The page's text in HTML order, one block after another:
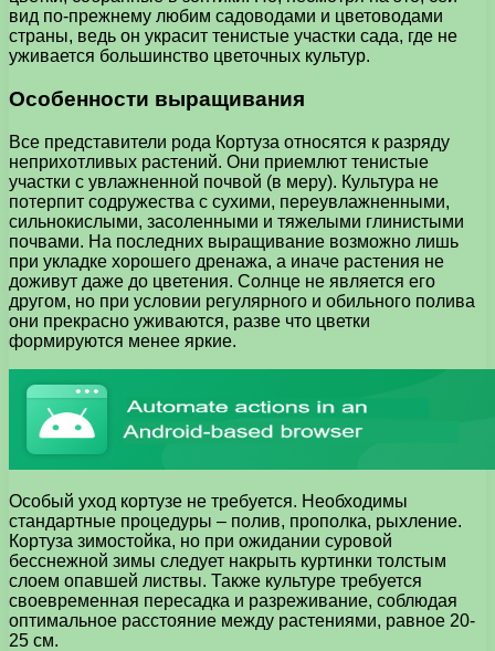
вид по-прежнему любим садоводами и цветоводами
страны, ведь он украсит тенистые участки сада, где не
уживается большинство цветочных культур.
Особенности выращивания
Все представители рода Кортуза относятся к разряду
неприхотливых растений. Они приемлют тенистые
участки с увлажненной почвой (в меру). Культура не
потерпит содружества с сухими, переувлажненными,
сильнокислыми, засоленными и тяжелыми глинистыми
почвами. На последних выращивание возможно лишь
при укладке хорошего дренажа, а иначе растения не
доживут даже до цветения. Солнце не является его
другом, но при условии регулярного и обильного полива
они прекрасно уживаются, разве что цветки
формируются менее яркие.
Особый уход кортузе не требуется. Необходимы
стандартные процедуры – полив, прополка, рыхление.
Кортуза зимостойка, но при ожидании суровой
бесснежной зимы следует накрыть куртинки толстым
слоем опавшей листвы. Также культуре требуется
своевременная пересадка и разреживание, соблюдая
оптимальное расстояние между растениями, равное 20-
25 см.